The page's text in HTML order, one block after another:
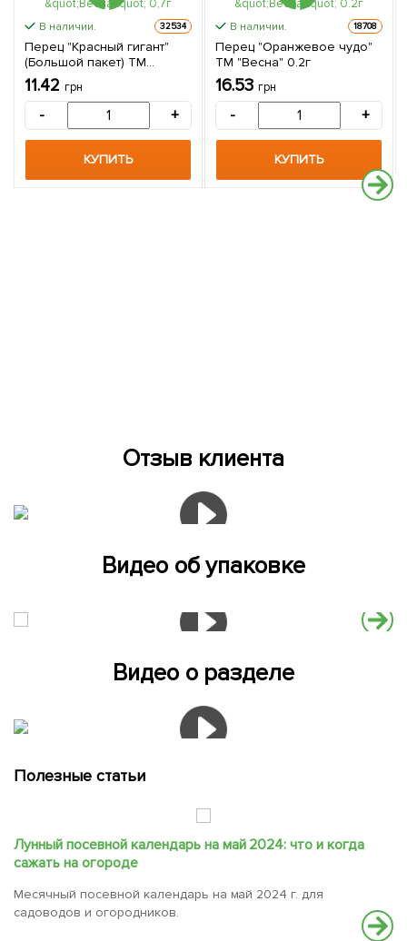
В наличии. 32534
Перец "Красный гигант"
(Большой пакет) ТМ
"Весна" 0,7г
11.42 грн
- +
КУПИТЬ
В наличии. 18708
Перец "Оранжевое чудо"
ТМ "Весна" 0.2г
16.53 грн
- +
КУПИТЬ
Отзыв клиента
Видео об упаковке
Видео о разделе
Полезные статьи
Лунный посевной календарь на май 2024: что и когда
сажать на огороде
Месячный посевной календарь на май 2024 г. для
садоводов и огородников.